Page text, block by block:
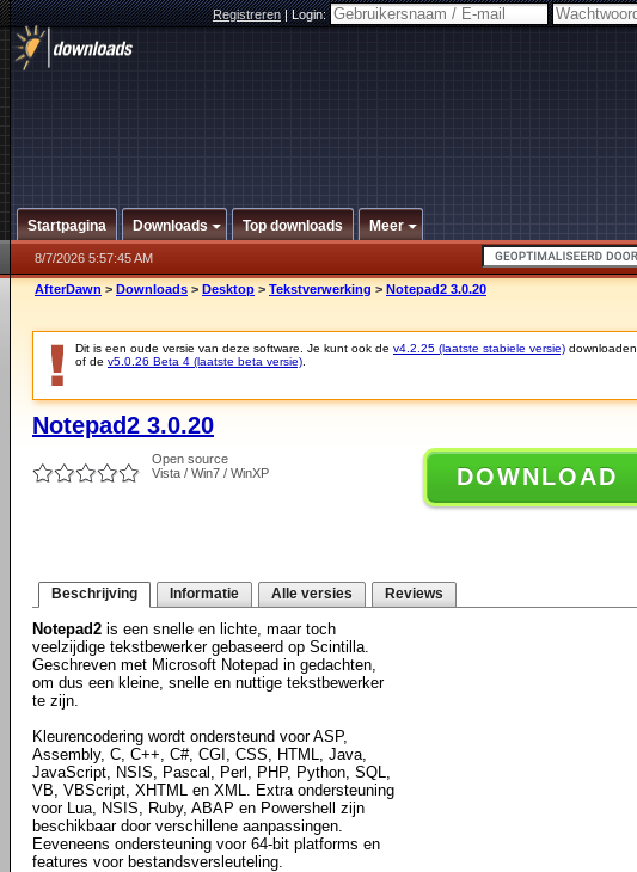
Registreren|Login:
Startpagina Downloads Top downloads Meer
8/7/2026 5:57:45 AM
AfterDawn > Downloads > Desktop > Tekstverwerking > Notepad2 3.0.20
Dit is een oude versie van deze software. Je kunt ook de v4.2.25 (laatste stabiele versie) downloaden.
of de v5.0.26 Beta 4 (laatste beta versie)
Notepad2 3.0.20
Open source
Vista / Win7 / WinXP
DOWNLOAD
Beschrijving Informatie Alle versies Reviews
Notepad2 is een snelle en lichte, maar toch
veelzijdige tekstbewerker gebaseerd op Scintilla.
Geschreven met Microsoft Notepad in gedachten,
om dus een kleine, snelle en nuttige tekstbewerker
te zijn.
Kleurencodering wordt ondersteund voor ASP,
Assembly, C, C++, C#, CGI, CSS, HTML, Java,
JavaScript, NSIS, Pascal, Perl, PHP, Python, SQL,
VB, VBScript, XHTML en XML. Extra ondersteuning
voor Lua, NSIS, Ruby, ABAP en Powershell zijn
beschikbaar door verschillene aanpassingen.
Eeveneens ondersteuning voor 64-bit platforms en
features voor bestandsversleuteling.